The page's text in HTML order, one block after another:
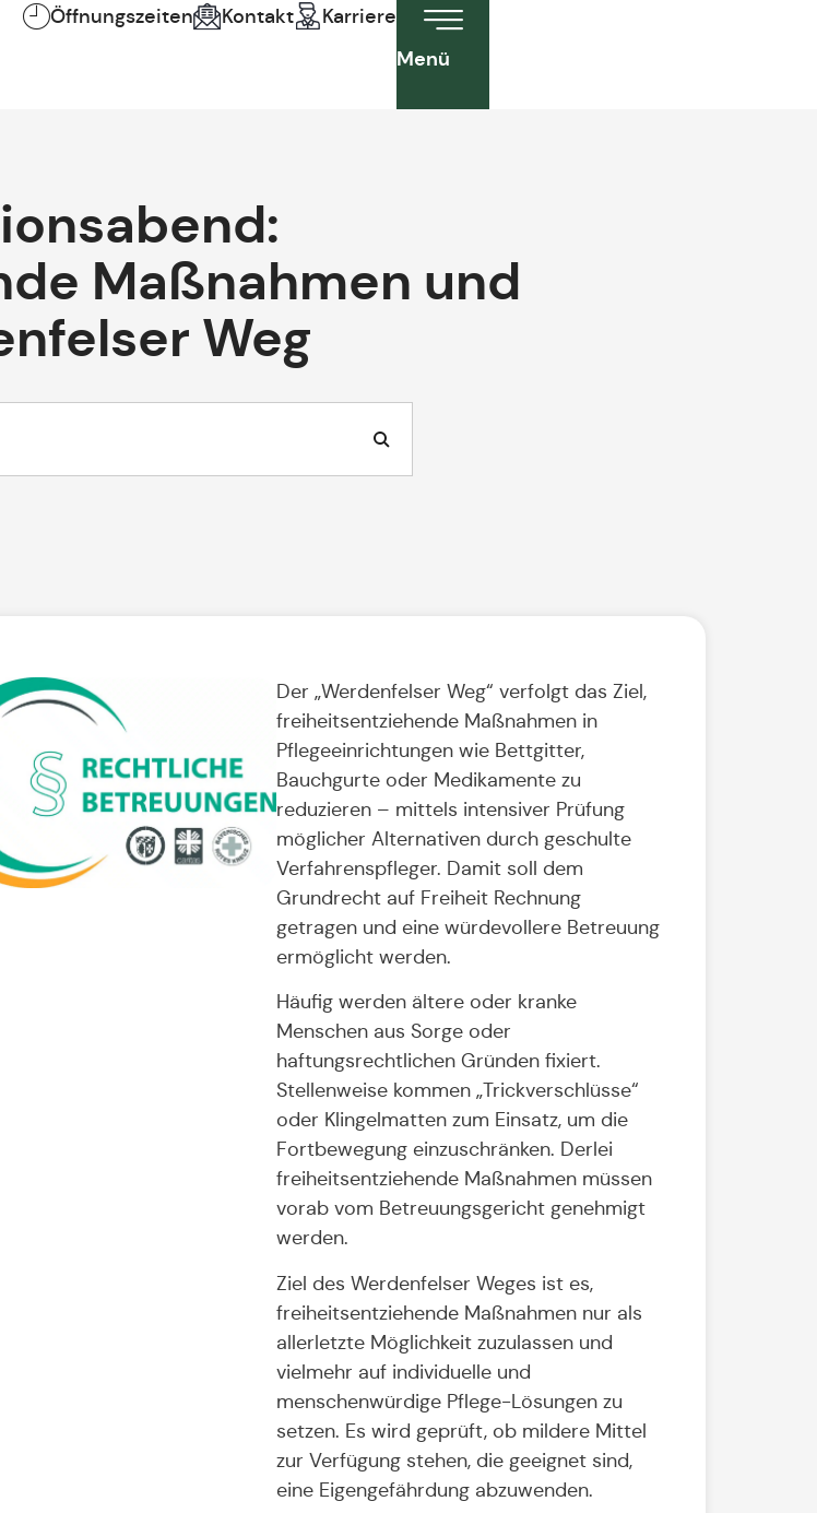
Öffnungszeiten Kontakt Karriere
Menü
Maßnahmen und
Weg
Der „Werdenfelser Weg“ verfolgt das Ziel,
freiheitsentziehende Maßnahmen in
Pflegeeinrichtungen wie Bettgitter,
Bauchgurte oder Medikamente zu
reduzieren – mittels intensiver Prüfung
möglicher Alternativen durch geschulte
Verfahrenspfleger. Damit soll dem
Grundrecht auf Freiheit Rechnung
getragen und eine würdevollere Betreuung
ermöglicht werden.
Häufig werden ältere oder kranke
Menschen aus Sorge oder
haftungsrechtlichen Gründen fixiert.
Stellenweise kommen „Trickverschlüsse“
oder Klingelmatten zum Einsatz, um die
Fortbewegung einzuschränken. Derlei
freiheitsentziehende Maßnahmen müssen
vorab vom Betreuungsgericht genehmigt
werden.
Ziel des Werdenfelser Weges ist es,
freiheitsentziehende Maßnahmen nur als
allerletzte Möglichkeit zuzulassen und
vielmehr auf individuelle und
menschenwürdige Pflege-Lösungen zu
setzen. Es wird geprüft, ob mildere Mittel
zur Verfügung stehen, die geeignet sind,
eine Eigengefährdung abzuwenden.